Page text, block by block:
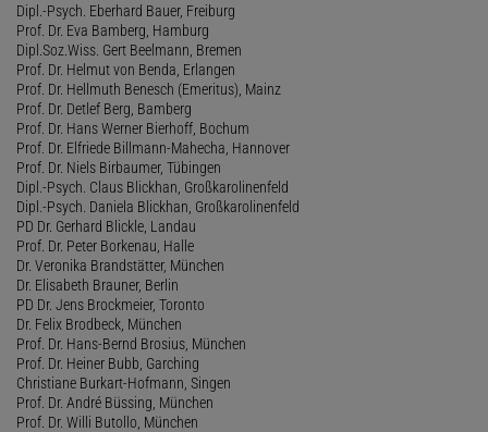
Dipl.-Psych. Eberhard Bauer, Freiburg
Prof. Dr. Eva Bamberg, Hamburg
Dipl.Soz.Wiss. Gert Beelmann, Bremen
Prof. Dr. Helmut von Benda, Erlangen
Prof. Dr. Hellmuth Benesch (Emeritus), Mainz
Prof. Dr. Detlef Berg, Bamberg
Prof. Dr. Hans Werner Bierhoff, Bochum
Prof. Dr. Elfriede Billmann-Mahecha, Hannover
Prof. Dr. Niels Birbaumer, Tübingen
Dipl.-Psych. Claus Blickhan, Großkarolinenfeld
Dipl.-Psych. Daniela Blickhan, Großkarolinenfeld
PD Dr. Gerhard Blickle, Landau
Prof. Dr. Peter Borkenau, Halle
Dr. Veronika Brandstätter, München
Dr. Elisabeth Brauner, Berlin
PD Dr. Jens Brockmeier, Toronto
Dr. Felix Brodbeck, München
Prof. Dr. Hans-Bernd Brosius, München
Prof. Dr. Heiner Bubb, Garching
Christiane Burkart-Hofmann, Singen
Prof. Dr. André Büssing, München
Prof. Dr. Willi Butollo, München